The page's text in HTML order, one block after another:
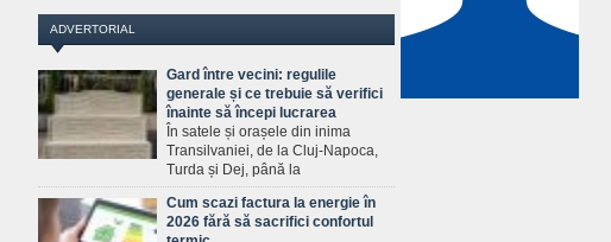
ADVERTORIAL
Gard între vecini: regulile
generale și ce trebuie să verifici
înainte să începi lucrarea
În satele și orașele din inima
Transilvaniei, de la Cluj-Napoca,
Turda și Dej, până la
Cum scazi factura la energie în
2026 fără să sacrifici confortul